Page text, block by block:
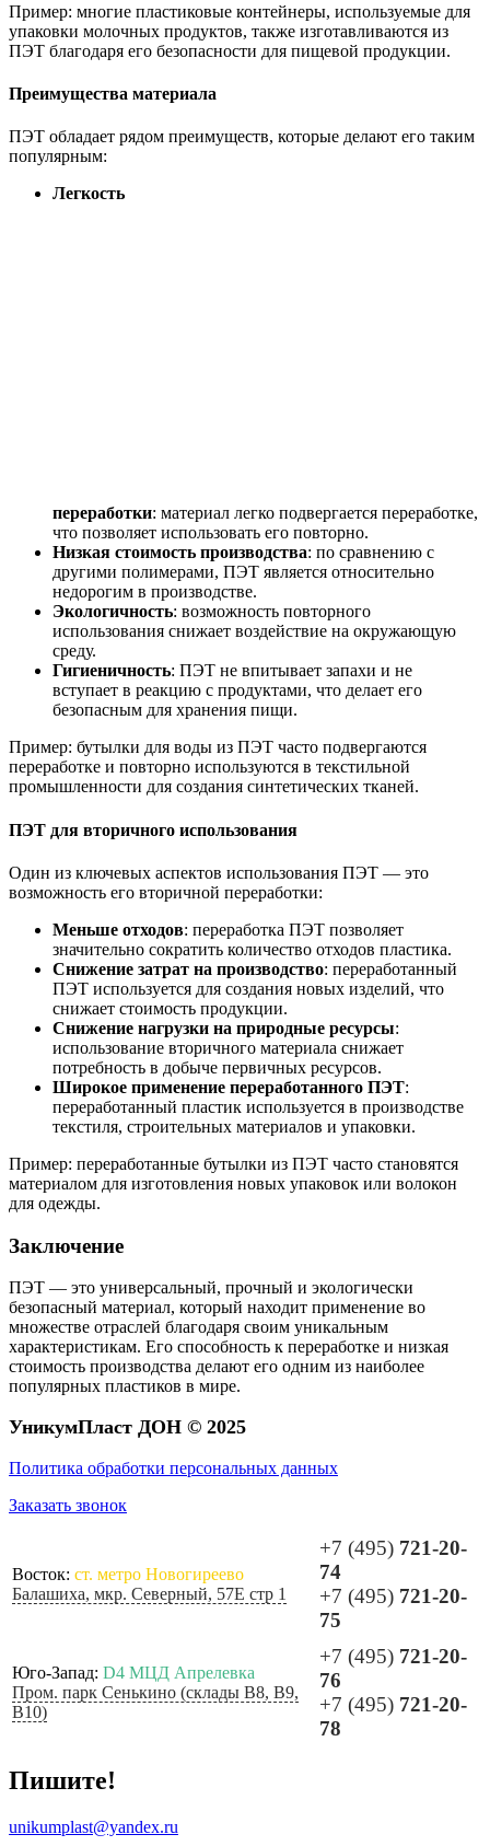
Пример: многие пластиковые контейнеры, используемые для
упаковки молочных продуктов, также изготавливаются из
ПЭТ благодаря его безопасности для пищевой продукции.
Преимущества материала
ПЭТ обладает рядом преимуществ, которые делают его таким
популярным:
Легкость
переработки: материал легко подвергается переработке,
что позволяет использовать его повторно.
Низкая стоимость производства: по сравнению с
другими полимерами, ПЭТ является относительно
недорогим в производстве.
Экологичность: возможность повторного
использования снижает воздействие на окружающую
среду.
Гигиеничность: ПЭТ не впитывает запахи и не
вступает в реакцию с продуктами, что делает его
безопасным для хранения пищи.
Пример: бутылки для воды из ПЭТ часто подвергаются
переработке и повторно используются в текстильной
промышленности для создания синтетических тканей.
ПЭТ для вторичного использования
Один из ключевых аспектов использования ПЭТ — это
возможность его вторичной переработки:
Меньше отходов: переработка ПЭТ позволяет
значительно сократить количество отходов пластика.
Снижение затрат на производство: переработанный
ПЭТ используется для создания новых изделий, что
снижает стоимость продукции.
Снижение нагрузки на природные ресурсы:
использование вторичного материала снижает
потребность в добыче первичных ресурсов.
Широкое применение переработанного ПЭТ:
переработанный пластик используется в производстве
текстиля, строительных материалов и упаковки.
Пример: переработанные бутылки из ПЭТ часто становятся
материалом для изготовления новых упаковок или волокон
для одежды.
Заключение
ПЭТ — это универсальный, прочный и экологически
безопасный материал, который находит применение во
множестве отраслей благодаря своим уникальным
характеристикам. Его способность к переработке и низкая
стоимость производства делают его одним из наиболее
популярных пластиков в мире.
УникумПласт ДОН © 2025
Политика обработки персональных данных
Заказать звонок
Восток: ст. метро Новогиреево
Балашиха, мкр. Северный, 57Е стр 1
+7 (495) 721-20-
74
+7 (495) 721-20-
75
Юго-Запад: D4 МЦД Апрелевка
Пром. парк Сенькино (склады B8, B9,
B10)
+7 (495) 721-20-
76
+7 (495) 721-20-
78
Пишите!
unikumplast@yandex.ru